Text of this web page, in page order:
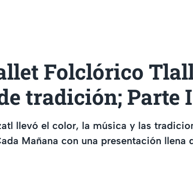
Folclórico
tradición; Parte I
llevó el color, la música y las
Mañana con una presentación llena